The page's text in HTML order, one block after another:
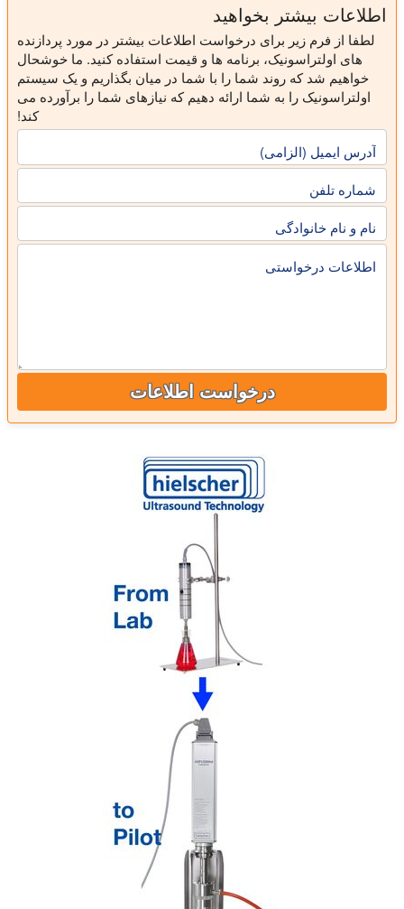
اطلاعات بیشتر بخواهید
لطفا از فرم زیر برای درخواست اطلاعات بیشتر در مورد پردازنده
های اولتراسونیک، برنامه ها و قیمت استفاده کنید. ما خوشحال
خواهیم شد که روند شما را با شما در میان بگذاریم و یک سیستم
اولتراسونیک را به شما ارائه دهیم که نیازهای شما را برآورده می
کند!
آدرس ایمیل (الزامی)
شماره تلفن
نام و نام خانوادگی
اطلاعات درخواستی
درخواست اطلاعات